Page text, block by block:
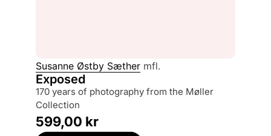
Susanne Østby Sæther mfl.
Exposed
170 years of photography from the Møller
Collection
599,00 kr